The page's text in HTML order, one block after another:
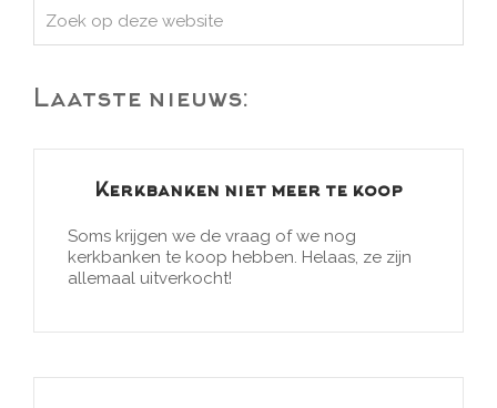
Zoek
op
website
Laatste nieuws:
Kerkbanken niet meer te koop
Soms krijgen we de vraag of we nog
kerkbanken te koop hebben. Helaas, ze zijn
allemaal uitverkocht!